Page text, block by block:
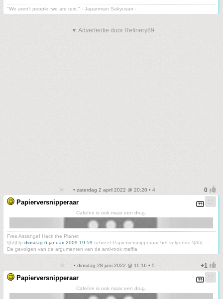
"We aren't people, we are text." - Japanman Sakyusan -
▼ Advertentie door Refinery89
• zaterdag 2 april 2022 @ 20:20 • 4
Papierversnipperaar
Cafeïne is ook maar een drug.
Free Assange! Hack the Planet
\[b\]Op dinsdag 6 januari 2009 19:59 schreef Papierversnipperaar het volgende:\[/b\]
De gevolgen van de argumenten van de anti-rook maffia
• dinsdag 28 juni 2022 @ 11:16 • 5
Papierversnipperaar
Cafeïne is ook maar een drug.